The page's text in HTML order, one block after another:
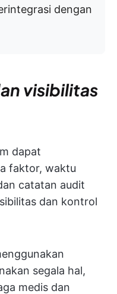
dengan
visibilitas
dapat
faktor, waktu
catatan audit
dan kontrol
segala hal,
medis dan